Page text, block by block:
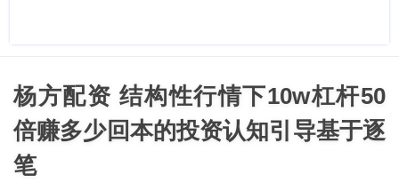
杨方配资 结构性行情下10w杠杆50
倍赚多少回本的投资认知引导基于逐
笔